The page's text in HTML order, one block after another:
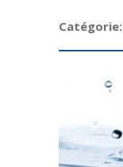
Catégorie: